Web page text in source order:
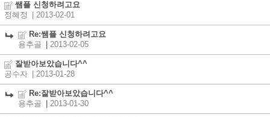
쌤플 신청하려고요
정혜정
| 2013-02-01
Re:쌤플 신청하려고요
용추골
2013-02-05
잘받아보았습니다^^
공수자
| 2013-01-28
Re:잘받아보았습니다^^
용추골
2013-01-30